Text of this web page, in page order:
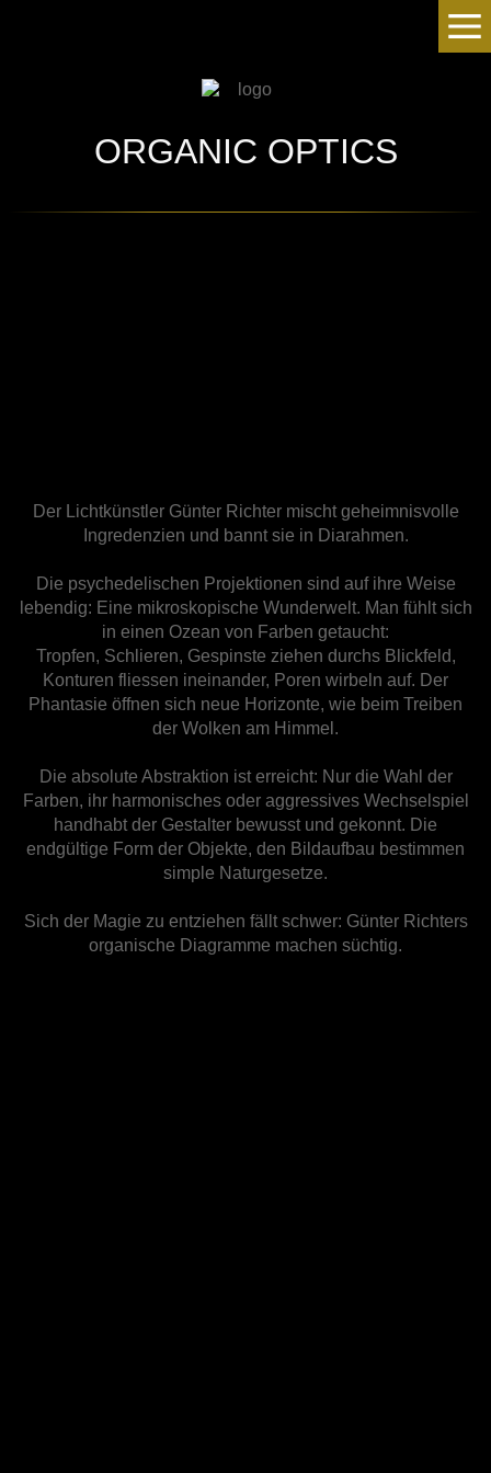
ORGANIC OPTICS
Der Lichtkünstler Günter Richter mischt geheimnisvolle
Ingredenzien und bannt sie in Diarahmen.
Die psychedelischen Projektionen sind auf ihre Weise
lebendig: Eine mikroskopische Wunderwelt. Man fühlt sich
in einen Ozean von Farben getaucht:
Tropfen, Schlieren, Gespinste ziehen durchs Blickfeld,
Konturen fliessen ineinander, Poren wirbeln auf. Der
Phantasie öffnen sich neue Horizonte, wie beim Treiben
der Wolken am Himmel.
Die absolute Abstraktion ist erreicht: Nur die Wahl der
Farben, ihr harmonisches oder aggressives Wechselspiel
handhabt der Gestalter bewusst und gekonnt. Die
endgültige Form der Objekte, den Bildaufbau bestimmen
simple Naturgesetze.
Sich der Magie zu entziehen fällt schwer: Günter Richters
organische Diagramme machen süchtig.